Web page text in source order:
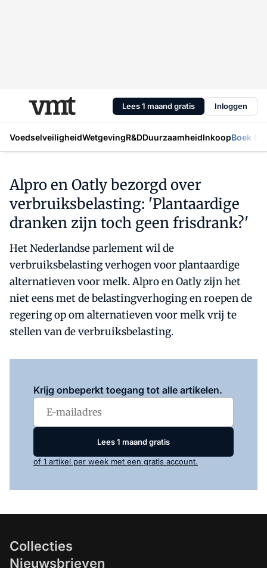
Lees 1 maand gratis Inloggen
VoedselveiligheidWetgevingR&DDuurzaamheidInkoopBoek
Alpro en Oatly bezorgd over
verbruiksbelasting: 'Plantaardige
dranken zijn toch geen frisdrank?'
Het Nederlandse parlement wil de
verbruiksbelasting verhogen voor plantaardige
alternatieven voor melk. Alpro en Oatly zijn het
niet eens met de belastingverhoging en roepen de
regering op om alternatieven voor melk vrij te
stellen van de verbruiksbelasting.
Krijg onbeperkt toegang tot alle artikelen.
Lees 1 maand gratis
of 1 artikel per week met een gratis account.
Collecties
Nieuwsbrieven